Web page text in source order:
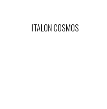
ITALON COSMOS